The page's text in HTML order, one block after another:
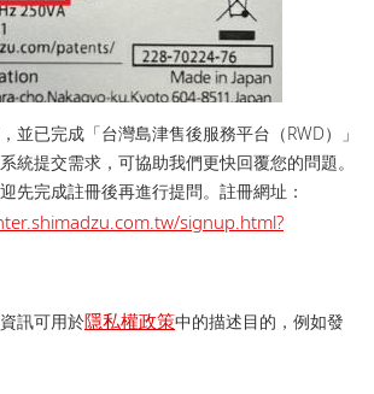
並已完成「台灣島津售後服務平台（RWD）」
統提交需求，可協助我們更快回覆您的問題。
先完成註冊後再進行提問。 註冊網址：
signup.html?
訊可用於隱私權政策中的描述目的，例如發